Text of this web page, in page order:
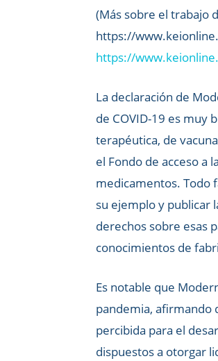
(Más sobre el trabajo
https://
https://
La declaración de
de COVID-19 es muy
terapéutica, de
el Fondo de acceso a
medicamentos. Todo
su ejemplo y publicar
derechos sobre esas
conocimientos de
Es notable que
pandemia, afirmando
percibida para el
dispuestos a otorgar